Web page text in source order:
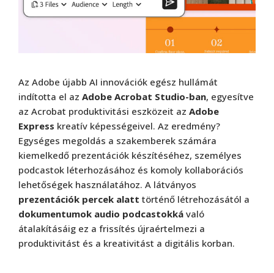
Az Adobe újabb AI innovációk egész hullámát
indította el az Adobe Acrobat Studio-ban, egyesítve
az Acrobat produktivitási eszközeit az Adobe
Express kreatív képességeivel. Az eredmény?
Egységes megoldás a szakemberek számára
kiemelkedő prezentációk készítéséhez, személyes
podcastok léterhozásához és komoly kollaborációs
lehetőségek használatához. A látványos
prezentációk percek alatt történő létrehozásától a
dokumentumok audio podcastokká való
átalakításáig ez a frissítés újraértelmezi a
produktivitást és a kreativitást a digitális korban.